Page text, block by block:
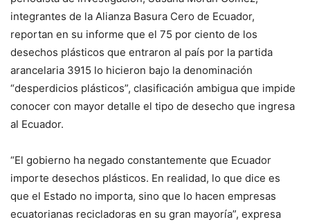
integrantes de la Alianza Basura Cero de Ecuador,
reportan en su informe que el 75 por ciento de los
desechos plásticos que entraron al país por la partida
arancelaria 3915 lo hicieron bajo la denominación
“desperdicios plásticos”, clasificación ambigua que impide
conocer con mayor detalle el tipo de desecho que ingresa
al Ecuador.
“El gobierno ha negado constantemente que Ecuador
importe desechos plásticos. En realidad, lo que dice es
que el Estado no importa, sino que lo hacen empresas
ecuatorianas recicladoras en su gran mayoría”, expresa